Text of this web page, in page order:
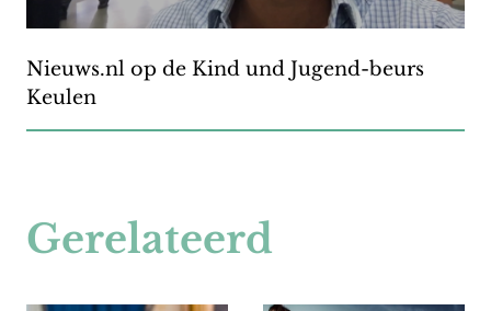
Nieuws.nl op de Kind und Jugend-beurs
Keulen
Gerelateerd